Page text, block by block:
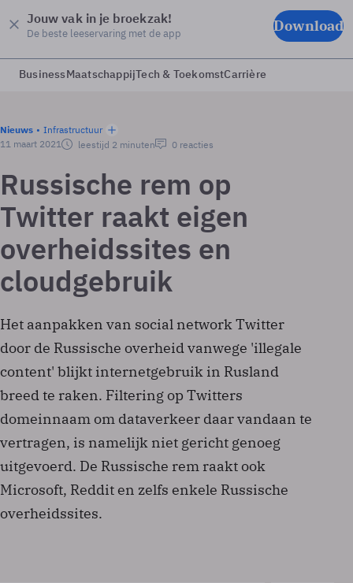
Jouw vak in je broekzak!
De beste leeservaring met de app Download
BusinessMaatschappijTech & ToekomstCarrière
Nieuws
Infrastructuur
11 maart 2021
leestijd 2 minuten 0 reacties
Russische rem op
Twitter raakt eigen
overheidssites en
cloudgebruik
Het aanpakken van social network Twitter
door de Russische overheid vanwege 'illegale
content' blijkt internetgebruik in Rusland
breed te raken. Filtering op Twitters
domeinnaam om dataverkeer daar vandaan te
vertragen, is namelijk niet gericht genoeg
uitgevoerd. De Russische rem raakt ook
Microsoft, Reddit en zelfs enkele Russische
overheidssites.